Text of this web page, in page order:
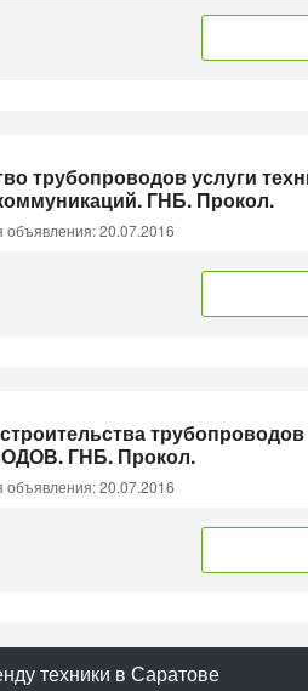
трубопроводов услуги
ГНБ. Прокол.
20.07.2016
ГНБ. Прокол.
20.07.2016
техники в Саратове